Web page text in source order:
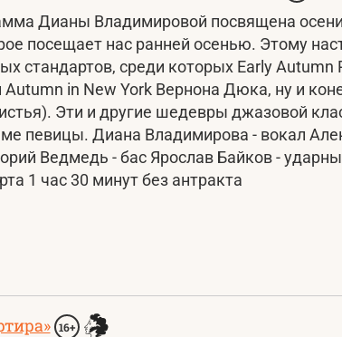
Дианы Владимировой посвящена
посещает нас ранней осенью. Этому
стандартов, среди которых Early Autumn
in New York Вернона Дюка, ну и
Эти и другие шедевры джазовой
певицы. Диана Владимирова - вокал
Ведмедь - бас Ярослав Байков -
1 час 30 минут без антракта
16+